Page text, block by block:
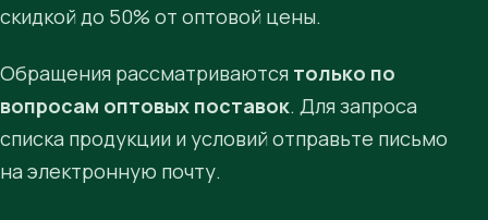
скидкой до 50% от оптовой цены.
Обращения рассматриваются только по
вопросам оптовых поставок. Для запроса
списка продукции и условий отправьте письмо
на электронную почту.